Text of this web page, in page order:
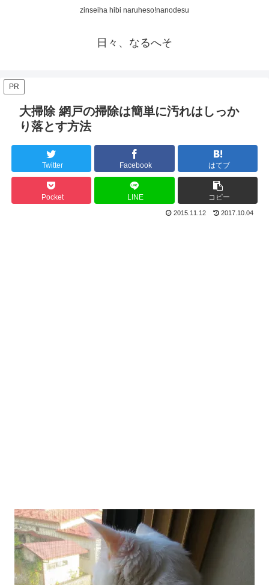
zinseiha hibi naruheso!nanodesu
日々、なるへそ
PR
大掃除 網戸の掃除は簡単に汚れはしっか
り落とす方法
Twitter Facebook はてブ
Pocket LINE コピー
2015.11.12 2017.10.04